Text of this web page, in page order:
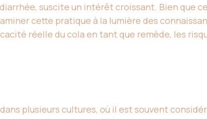
suscite un intérêt croissant. Bien que
cette pratique à la lumière des
réelle du cola en tant que remède, les
plusieurs cultures, où il est souvent